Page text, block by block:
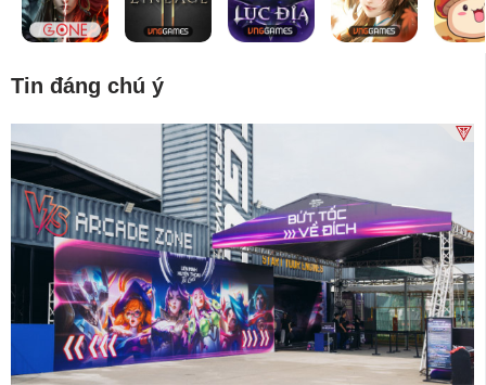
Tin đáng chú ý